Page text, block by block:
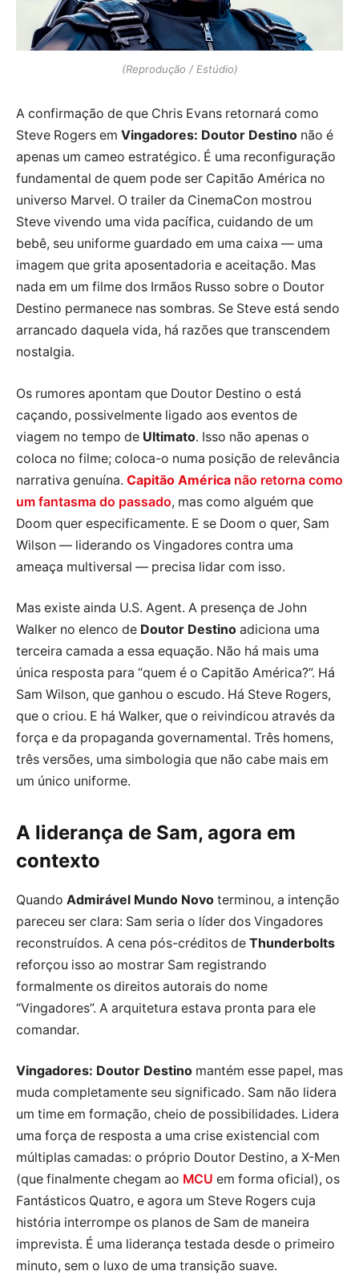
(Reprodução / Estúdio)
A confirmação de que Chris Evans retornará como
Steve Rogers em Vingadores: Doutor Destino não é
apenas um cameo estratégico. É uma reconfiguração
fundamental de quem pode ser Capitão América no
universo Marvel. O trailer da CinemaCon mostrou
Steve vivendo uma vida pacífica, cuidando de um
bebê, seu uniforme guardado em uma caixa — uma
imagem que grita aposentadoria e aceitação. Mas
nada em um filme dos Irmãos Russo sobre o Doutor
Destino permanece nas sombras. Se Steve está sendo
arrancado daquela vida, há razões que transcendem
nostalgia.
Os rumores apontam que Doutor Destino o está
caçando, possivelmente ligado aos eventos de
viagem no tempo de Ultimato. Isso não apenas o
coloca no filme; coloca-o numa posição de relevância
narrativa genuína. Capitão América não retorna como
um fantasma do passado, mas como alguém que
Doom quer especificamente. E se Doom o quer, Sam
Wilson — liderando os Vingadores contra uma
ameaça multiversal — precisa lidar com isso.
Mas existe ainda U.S. Agent. A presença de John
Walker no elenco de Doutor Destino adiciona uma
terceira camada a essa equação. Não há mais uma
única resposta para “quem é o Capitão América?”. Há
Sam Wilson, que ganhou o escudo. Há Steve Rogers,
que o criou. E há Walker, que o reivindicou através da
força e da propaganda governamental. Três homens,
três versões, uma simbologia que não cabe mais em
um único uniforme.
A liderança de Sam, agora em
contexto
Quando Admirável Mundo Novo terminou, a intenção
pareceu ser clara: Sam seria o líder dos Vingadores
reconstruídos. A cena pós-créditos de Thunderbolts
reforçou isso ao mostrar Sam registrando
formalmente os direitos autorais do nome
“Vingadores”. A arquitetura estava pronta para ele
comandar.
Vingadores: Doutor Destino mantém esse papel, mas
muda completamente seu significado. Sam não lidera
um time em formação, cheio de possibilidades. Lidera
uma força de resposta a uma crise existencial com
múltiplas camadas: o próprio Doutor Destino, a X-Men
(que finalmente chegam ao MCU em forma oficial), os
Fantásticos Quatro, e agora um Steve Rogers cuja
história interrompe os planos de Sam de maneira
imprevista. É uma liderança testada desde o primeiro
minuto, sem o luxo de uma transição suave.